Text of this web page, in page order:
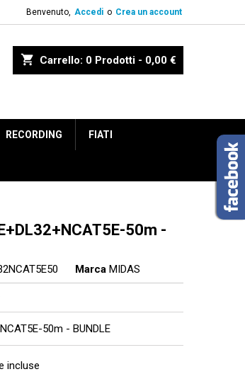
Benvenuto, Accedi o Crea un account
shopping_cart Carrello: 0 Prodotti - 0,00 €
RECORDING FIATI
50m -
Marca MIDAS
50m - BUNDLE
incluse